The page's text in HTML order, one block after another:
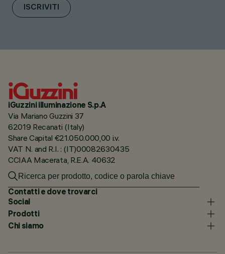
ISCRIVITI
iGuzzini illuminazione S.p.A
Via Mariano Guzzini 37
62019 Recanati (Italy)
Share Capital €21.050.000,00 i.v.
VAT N. and R.I. : (IT)00082630435
CCIAA Macerata, R.E.A. 40632
Contatti e dove trovarci
Social
Prodotti
Chi siamo